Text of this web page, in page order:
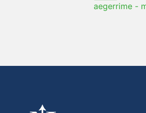
aegerrime -